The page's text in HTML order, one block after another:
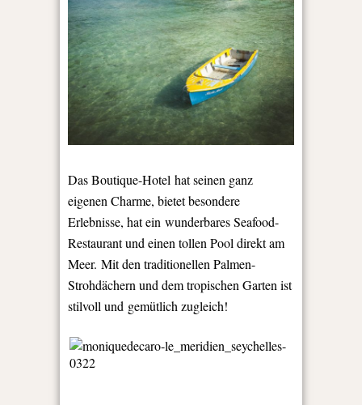
Das Boutique-Hotel hat seinen ganz
eigenen Charme, bietet besondere
Erlebnisse, hat ein wunderbares Seafood-
Restaurant und einen tollen Pool direkt am
Meer. Mit den traditionellen Palmen-
Strohdächern und dem tropischen Garten ist
stilvoll und gemütlich zugleich!